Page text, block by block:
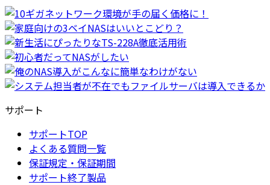
サポート
サポートTOP
よくある質問一覧
保証規定・保証期間
サポート終了製品